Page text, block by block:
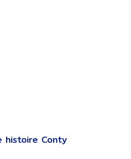
histoire Conty